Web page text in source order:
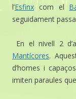
l’Esfinx com el
seguidament
En el nivell 2
Mantícores.
d’homes i
imiten paraules